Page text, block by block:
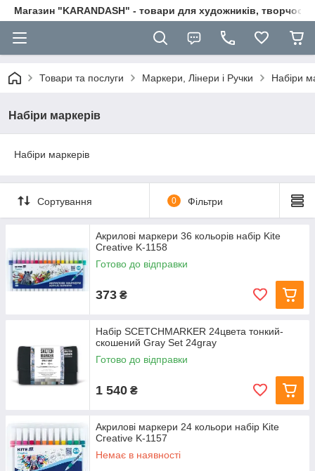
Магазин "KARANDASH" - товари для художників, творчості
Товари та послуги Маркери, Лінери і Ручки Набіри
Набіри маркерів
Набіри маркерів
Сортування 0 Фільтри
Акрилові маркери 36 кольорів набір Kite
Creative K-1158
Готово до відправки
373 ₴
Набір SCETCHMARKER 24цвета тонкий-
скошений Gray Set 24gray
Готово до відправки
1 540 ₴
Акрилові маркери 24 кольори набір Kite
Creative K-1157
Немає в наявності